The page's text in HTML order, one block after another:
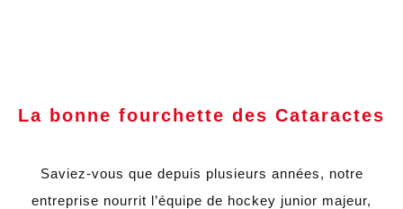
La bonne fourchette des Cataractes
Saviez-vous que depuis plusieurs années, notre
entreprise nourrit l’équipe de hockey junior majeur,